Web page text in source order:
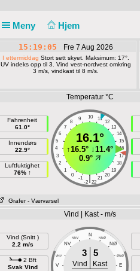
Meny Hjem
15:19:05 Fre 7 Aug 2026
I ettermiddag Stort sett skyet. Maksimum: 17°.
UV indeks opp til 3. Vind vest-nordvest omkring
3 m/s, vindkast til 8 m/s.
Temperatur °C
Fahrenheit
61.0°
Innendørs
22.9°
Luftfuktighet
76% ↑
10
9 11
8
12
7
13
6
14
5
15
4
16
3
17
2
18
1
19
0
20
-1 21
|
-2 22
16.1°
↑16.5° ↓11.4°
0.9°
Grafer - Værvarsel
Vind | Kast - m/s
Vind (Snitt )
2.2 m/s
2 Bft
Svak Vind
N
NNV NNØ
NV NØ
VNV ØNØ
V E
3 5
Vind
Kast